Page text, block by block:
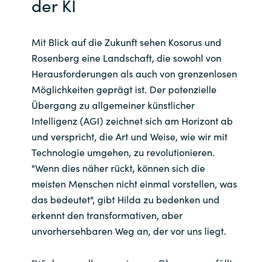
Mit Blick auf die Zukunft sehen Kosorus und
Rosenberg eine Landschaft, die sowohl von
Herausforderungen als auch von grenzenlosen
Möglichkeiten geprägt ist. Der potenzielle
Übergang zu allgemeiner künstlicher
Intelligenz (AGI) zeichnet sich am Horizont ab
und verspricht, die Art und Weise, wie wir mit
Technologie umgehen, zu revolutionieren.
"Wenn dies näher rückt, können sich die
meisten Menschen nicht einmal vorstellen, was
das bedeutet", gibt Hilda zu bedenken und
erkennt den transformativen, aber
unvorhersehbaren Weg an, der vor uns liegt.